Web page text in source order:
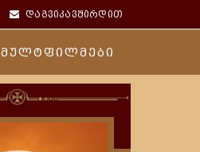
დაგვიკავშირდით
მულტფილმები